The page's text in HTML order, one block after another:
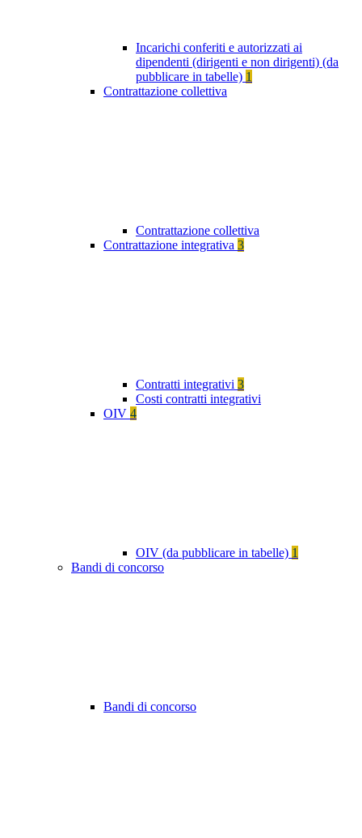
Incarichi conferiti e autorizzati ai
dipendenti (dirigenti e non dirigenti) (da
pubblicare in tabelle) 1
Contrattazione collettiva
Contrattazione collettiva
Contrattazione integrativa 3
Contratti integrativi 3
Costi contratti integrativi
OIV 4
OIV (da pubblicare in tabelle) 1
Bandi di concorso
Bandi di concorso